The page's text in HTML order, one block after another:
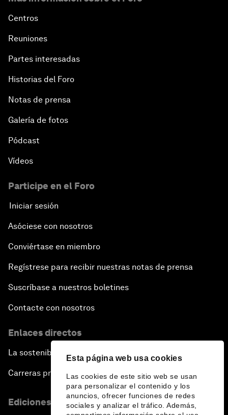
Esta página web usa cookies
Las cookies de este sitio web se usan
para personalizar el contenido y los
anuncios, ofrecer funciones de redes
sociales y analizar el tráfico. Además,
Centros
Reuniones
Partes interesadas
Historias del Foro
Notas de prensa
Galería de fotos
Pódcast
Vídeos
Participe en el Foro
Iniciar sesión
Asóciese con nosotros
Conviértase en miembro
Regístrese para recibir nuestras notas de prensa
Suscríbase a nuestros boletines
Contacte con nosotros
Enlaces directos
La sostenibilidad en el Foro
Carreras profesionales
Ediciones en otros idiomas